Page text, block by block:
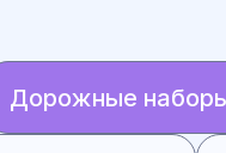
Дорожные